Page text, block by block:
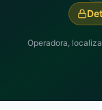
Operadora,